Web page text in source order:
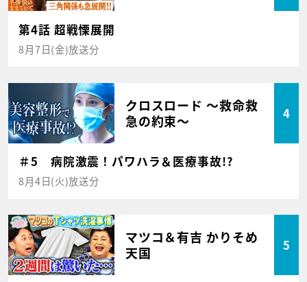
第4話 超戦慄展開
8月7日(金)放送分
クロスロード ～救命救
急の約束～
4
＃5 病院激震！パワハラ＆医療事故!?
8月4日(火)放送分
マツコ＆有吉 かりそめ
天国
5